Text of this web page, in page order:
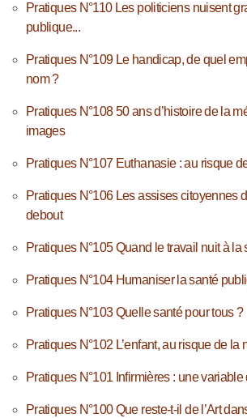
Pratiques N°110 Les politiciens nuisent
publique...
Pratiques N°109 Le handicap, de quel
nom ?
Pratiques N°108 50 ans d’histoire de la
images
Pratiques N°107 Euthanasie : au risque
Pratiques N°106 Les assises citoyennes
debout
Pratiques N°105 Quand le travail nuit à la
Pratiques N°104 Humaniser la santé
Pratiques N°103 Quelle santé pour tous ?
Pratiques N°102 L’enfant, au risque de la
Pratiques N°101 Infirmières : une variable
Pratiques N°100 Que reste-t-il de l’Art